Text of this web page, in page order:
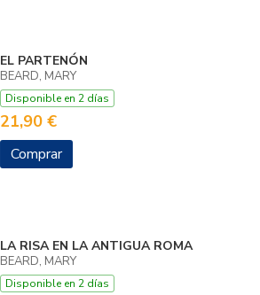
EL PARTENÓN
BEARD, MARY
Disponible en 2 días
21,90 €
Comprar
LA RISA EN LA ANTIGUA ROMA
BEARD, MARY
Disponible en 2 días